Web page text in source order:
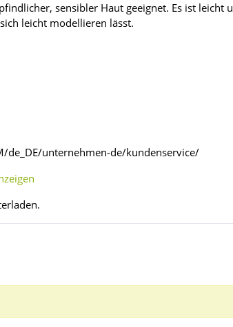
sensibler Haut geeignet. Es ist
leicht modellieren lässt.
unternehmen-de/kundenservice/